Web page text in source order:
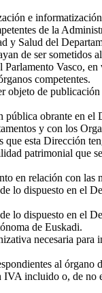
e
de la
y Salud del
de ser
Vasco,
competentes.
objeto de
obrante en
y con los
que esta Dirección
patrimonial que
en relación con
lo dispuesto en el
lo dispuesto en el
de Euskadi.
necesaria
al
incluido o, de